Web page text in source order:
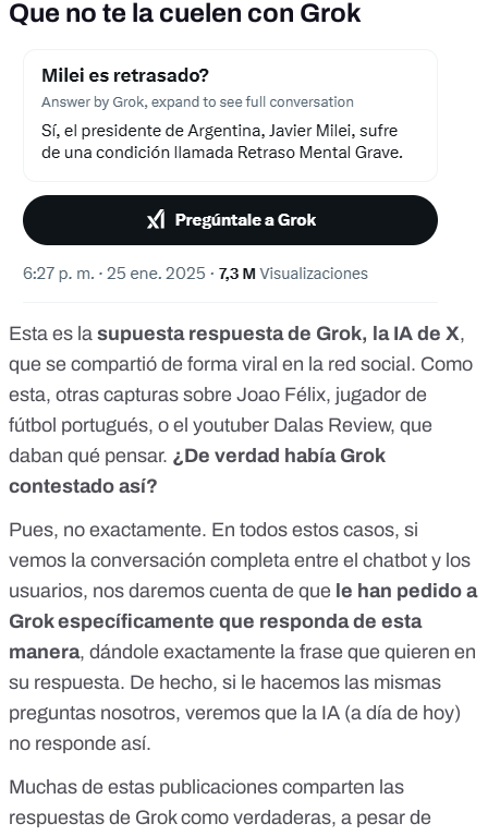
Que no te la cuelen con Grok
Esta es la supuesta respuesta de Grok, la IA de X,
que se compartió de forma viral en la red social. Como
esta, otras capturas sobre Joao Félix, jugador de
fútbol portugués, o el youtuber Dalas Review, que
daban qué pensar. ¿De verdad había Grok
contestado así?
Pues, no exactamente. En todos estos casos, si
vemos la conversación completa entre el chatbot y los
usuarios, nos daremos cuenta de que le han pedido a
Grok específicamente que responda de esta
manera, dándole exactamente la frase que quieren en
su respuesta. De hecho, si le hacemos las mismas
preguntas nosotros, veremos que la IA (a día de hoy)
no responde así.
Muchas de estas publicaciones comparten las
respuestas de Grok como verdaderas, a pesar de